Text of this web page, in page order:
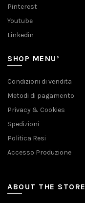
Pinterest
Youtube
Linkedin
SHOP MENU’
Condizioni di vendita
Metodi di pagamento
Privacy & Cookies
Spedizioni
Politica Resi
Accesso Produzione
ABOUT THE STORE